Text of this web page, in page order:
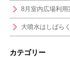
8月室内広場利用
大噴水はしばら
カテゴリー